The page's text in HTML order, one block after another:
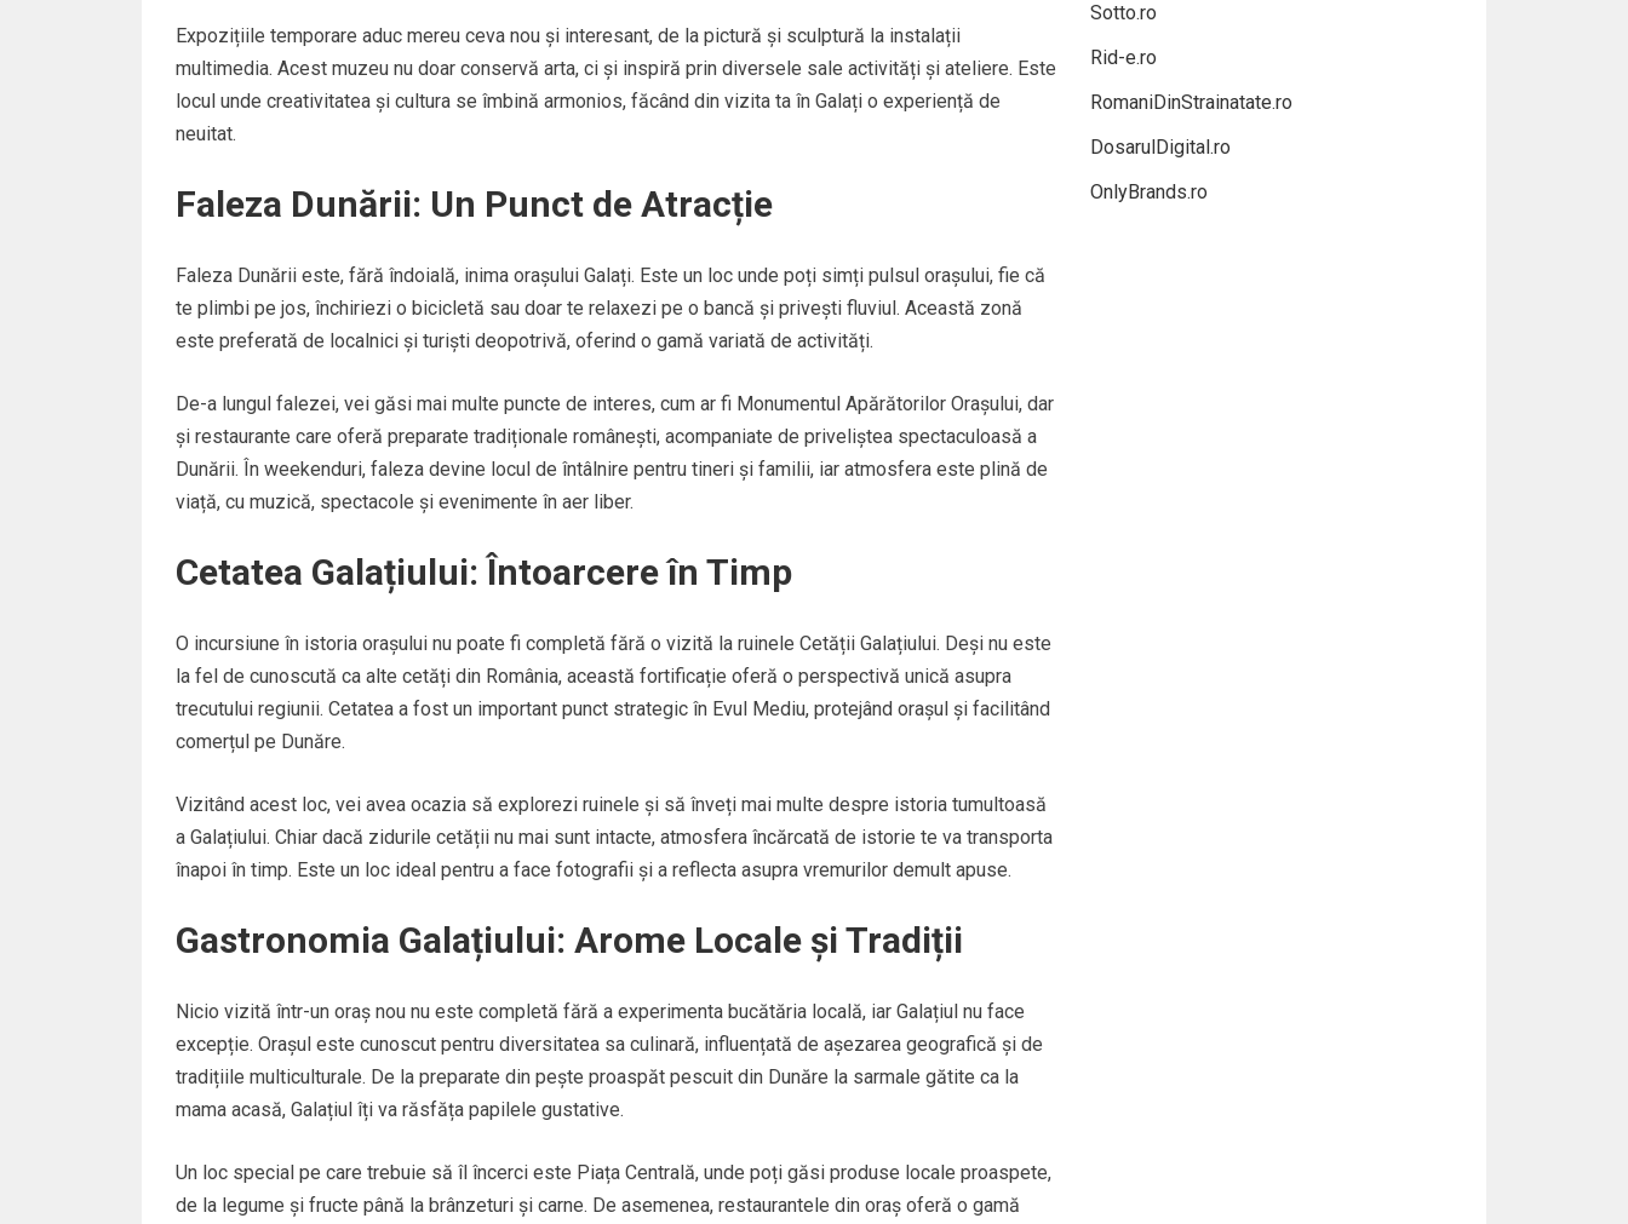
Expozițiile temporare aduc mereu ceva nou și interesant, de la pictură și sculptură la instalații
multimedia. Acest muzeu nu doar conservă arta, ci și inspiră prin diversele sale activități și ateliere. Este
locul unde creativitatea și cultura se îmbină armonios, făcând din vizita ta în Galați o experiență de
neuitat.
Faleza Dunării: Un Punct de Atracție
Faleza Dunării este, fără îndoială, inima orașului Galați. Este un loc unde poți simți pulsul orașului, fie că
te plimbi pe jos, închiriezi o bicicletă sau doar te relaxezi pe o bancă și privești fluviul. Această zonă
este preferată de localnici și turiști deopotrivă, oferind o gamă variată de activități.
De-a lungul falezei, vei găsi mai multe puncte de interes, cum ar fi Monumentul Apărătorilor Orașului, dar
și restaurante care oferă preparate tradiționale românești, acompaniate de priveliștea spectaculoasă a
Dunării. În weekenduri, faleza devine locul de întâlnire pentru tineri și familii, iar atmosfera este plină de
viață, cu muzică, spectacole și evenimente în aer liber.
Cetatea Galațiului: Întoarcere în Timp
O incursiune în istoria orașului nu poate fi completă fără o vizită la ruinele Cetății Galațiului. Deși nu este
la fel de cunoscută ca alte cetăți din România, această fortificație oferă o perspectivă unică asupra
trecutului regiunii. Cetatea a fost un important punct strategic în Evul Mediu, protejând orașul și facilitând
comerțul pe Dunăre.
Vizitând acest loc, vei avea ocazia să explorezi ruinele și să înveți mai multe despre istoria tumultoasă
a Galațiului. Chiar dacă zidurile cetății nu mai sunt intacte, atmosfera încărcată de istorie te va transporta
înapoi în timp. Este un loc ideal pentru a face fotografii și a reflecta asupra vremurilor demult apuse.
Gastronomia Galațiului: Arome Locale și Tradiții
Nicio vizită într-un oraș nou nu este completă fără a experimenta bucătăria locală, iar Galațiul nu face
excepție. Orașul este cunoscut pentru diversitatea sa culinară, influențată de așezarea geografică și de
tradițiile multiculturale. De la preparate din pește proaspăt pescuit din Dunăre la sarmale gătite ca la
mama acasă, Galațiul îți va răsfăța papilele gustative.
Un loc special pe care trebuie să îl încerci este Piața Centrală, unde poți găsi produse locale proaspete,
de la legume și fructe până la brânzeturi și carne. De asemenea, restaurantele din oraș oferă o gamă
Sotto.ro
Rid-e.ro
RomaniDinStrainatate.ro
DosarulDigital.ro
OnlyBrands.ro